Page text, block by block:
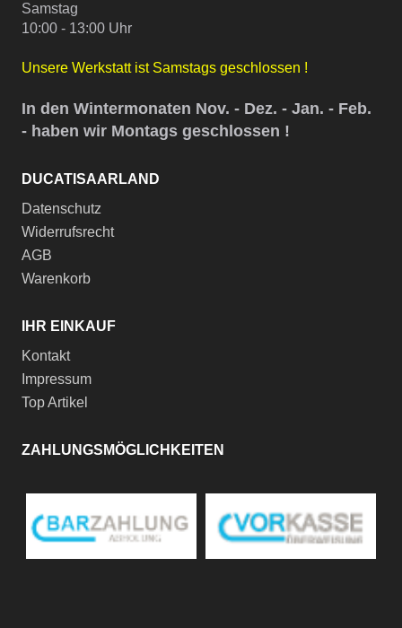
Samstag
10:00 - 13:00 Uhr
Unsere Werkstatt ist Samstags geschlossen !
In den Wintermonaten Nov. - Dez. - Jan. - Feb.
- haben wir Montags geschlossen !
DUCATISAARLAND
Datenschutz
Widerrufsrecht
AGB
Warenkorb
IHR EINKAUF
Kontakt
Impressum
Top Artikel
ZAHLUNGSMÖGLICHKEITEN